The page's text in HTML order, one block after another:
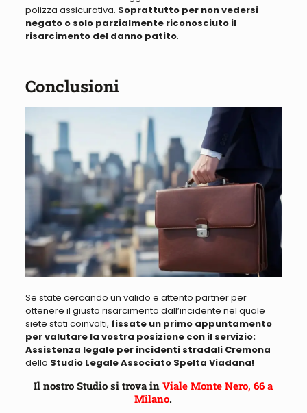
polizza assicurativa. Soprattutto per non vedersi
negato o solo parzialmente riconosciuto il
risarcimento del danno patito.
Conclusioni
Se state cercando un valido e attento partner per
ottenere il giusto risarcimento dall’incidente nel quale
siete stati coinvolti, fissate un primo appuntamento
per valutare la vostra posizione con il servizio:
Assistenza legale per incidenti stradali Cremona
dello Studio Legale Associato Spelta Viadana!
Il nostro Studio si trova inViale Monte Nero, 66 a
Milano.